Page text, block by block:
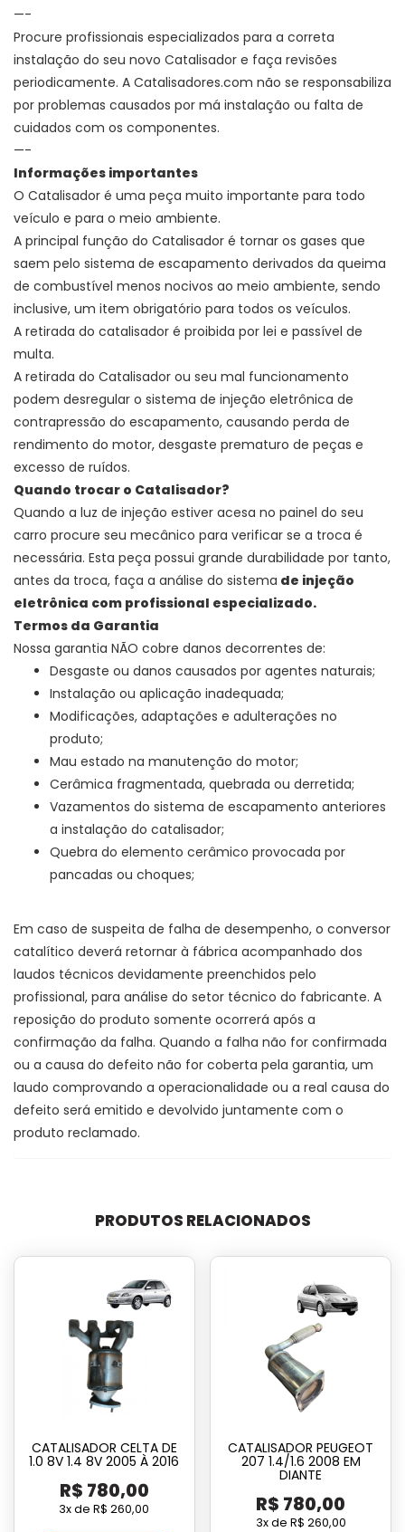
—-
Procure profissionais especializados para a correta
instalação do seu novo Catalisador e faça revisões
periodicamente. A Catalisadores.com não se responsabiliza
por problemas causados por má instalação ou falta de
cuidados com os componentes.
—-
Informações importantes
O Catalisador é uma peça muito importante para todo
veículo e para o meio ambiente.
A principal função do Catalisador é tornar os gases que
saem pelo sistema de escapamento derivados da queima
de combustível menos nocivos ao meio ambiente, sendo
inclusive, um item obrigatório para todos os veículos.
A retirada do catalisador é proibida por lei e passível de
multa.
A retirada do Catalisador ou seu mal funcionamento
podem desregular o sistema de injeção eletrônica de
contrapressão do escapamento, causando perda de
rendimento do motor, desgaste prematuro de peças e
excesso de ruídos.
Quando trocar o Catalisador?
Quando a luz de injeção estiver acesa no painel do seu
carro procure seu mecânico para verificar se a troca é
necessária. Esta peça possui grande durabilidade por tanto,
antes da troca, faça a análise do sistema de injeção
eletrônica com profissional especializado.
Termos da Garantia
Nossa garantia NÃO cobre danos decorrentes de:
Desgaste ou danos causados por agentes naturais;
Instalação ou aplicação inadequada;
Modificações, adaptações e adulterações no
produto;
Mau estado na manutenção do motor;
Cerâmica fragmentada, quebrada ou derretida;
Vazamentos do sistema de escapamento anteriores
a instalação do catalisador;
Quebra do elemento cerâmico provocada por
pancadas ou choques;
Em caso de suspeita de falha de desempenho, o conversor
catalítico deverá retornar à fábrica acompanhado dos
laudos técnicos devidamente preenchidos pelo
profissional, para análise do setor técnico do fabricante. A
reposição do produto somente ocorrerá após a
confirmação da falha. Quando a falha não for confirmada
ou a causa do defeito não for coberta pela garantia, um
laudo comprovando a operacionalidade ou a real causa do
defeito será emitido e devolvido juntamente com o
produto reclamado.
PRODUTOS RELACIONADOS
CATALISADOR CELTA DE
1.0 8V 1.4 8V 2005 À 2016
R$ 780,00
3x deR$ 260,00
CATALISADOR PEUGEOT
207 1.4/1.6 2008 EM
DIANTE
R$ 780,00
3x de R$ 260,00